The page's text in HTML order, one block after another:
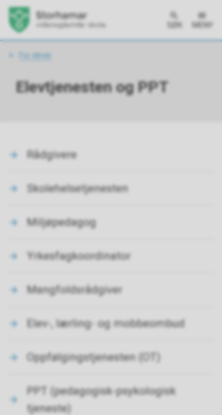
SØK MENY
Du
For elever
Elevtjenesten og PPT
Rådgivere
Skolehelsetjenesten
Miljøpedagog
Yrkesfagkoordinator
Mangfoldsrådgiver
Elev-, lærling- og mobbeombud
Oppfølgingstjenesten (OT)
PPT (pedagogisk-psykologisk
tjeneste)